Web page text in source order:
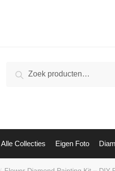
Zoeken
Alle Collecties Eigen Foto